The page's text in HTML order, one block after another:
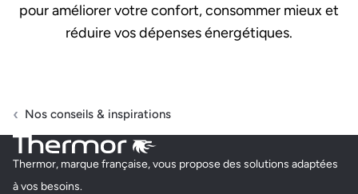
pour améliorer votre confort, consommer mieux et
réduire vos dépenses énergétiques.
Nos conseils & inspirations
Thermor, marque française, vous propose des solutions adaptées
à vos besoins.